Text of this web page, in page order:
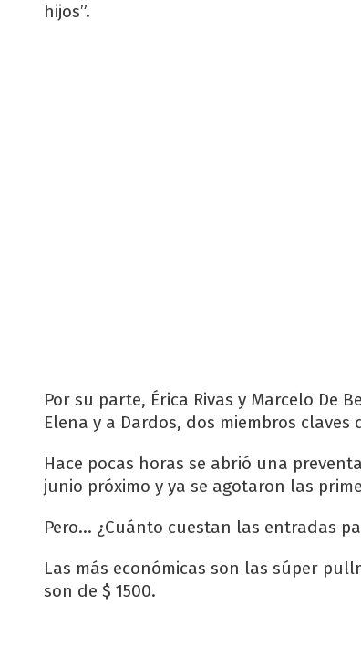
hijos”.
Por su parte, Érica Rivas y Marcelo De
Elena y a Dardos, dos miembros claves
Hace pocas horas se abrió una
junio próximo y ya se agotaron las
Pero… ¿Cuánto cuestan las entradas
Las más económicas son las súper
son de $ 1500.